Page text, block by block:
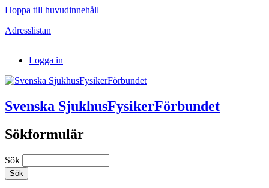
Hoppa till huvudinnehåll
Adresslistan
Logga in
Svenska SjukhusFysikerFörbundet
Sökformulär
Sök